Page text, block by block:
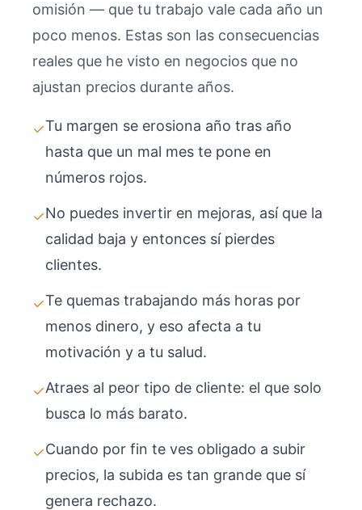
omisión — que tu trabajo vale cada año un
poco menos. Estas son las consecuencias
reales que he visto en negocios que no
ajustan precios durante años.
✓Tu margen se erosiona año tras año
hasta que un mal mes te pone en
números rojos.
✓No puedes invertir en mejoras, así que la
calidad baja y entonces sí pierdes
clientes.
✓Te quemas trabajando más horas por
menos dinero, y eso afecta a tu
motivación y a tu salud.
✓Atraes al peor tipo de cliente: el que solo
busca lo más barato.
✓Cuando por fin te ves obligado a subir
precios, la subida es tan grande que sí
genera rechazo.